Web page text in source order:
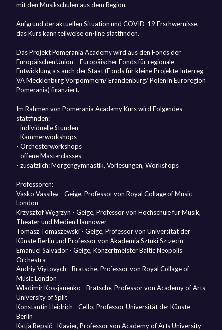
mit den Musikschulen aus dem Region.
Aufgrund der aktuellen Situation und COVID-19 Erschwernisse,
das Kurs kann teilweise on-line stattfinden.
Das Projekt Pomerania Academy wird aus den Fonds der
Europäischen Union – Europäischer Fonds für regionale
Entwicklung als auch der Staat (Fonds für kleine Projekte Interreg
VA Mecklenburg Vorpommern/ Brandenburg/ Polen in Euroregion
Pomerania) finanziert.
Im Rahmen von Pomerania Academy Kurs wird Folgendes
stattfinden:
- individuelle Stunden
- Kammerworkshops
- Orchesterworkshops
- offene Masterclasses
- zusätzlich: Morgengymnastik, Vorlesungen, Workshops
Professoren:
Vasko Vassilev - Geige, Professor von Royal Collage of Music
London
Krzysztof Węgrzyn - Geige, Professor von Hochschule für Musik,
Theater und Medien Hannower
Tomasz Tomaszewski - Geige, Professor von Universität der
Künste Berlin und Professor von Akademia Sztuki Szczecin
Emanuel Salvador - Geige, Konzertmeister Baltic Neopolis
Orchestra
Andriy Viytovych - Bratsche, Professor von Royal Collage of
Music London
Wladimir Kossjanenko - Bratsche, Professor von Academy of Arts
University of Split
Konstantin Heidrich - Cello, Professor Universität der Künste
Berlin
Katja Repsič - Klavier, Professor von Academy of Arts University